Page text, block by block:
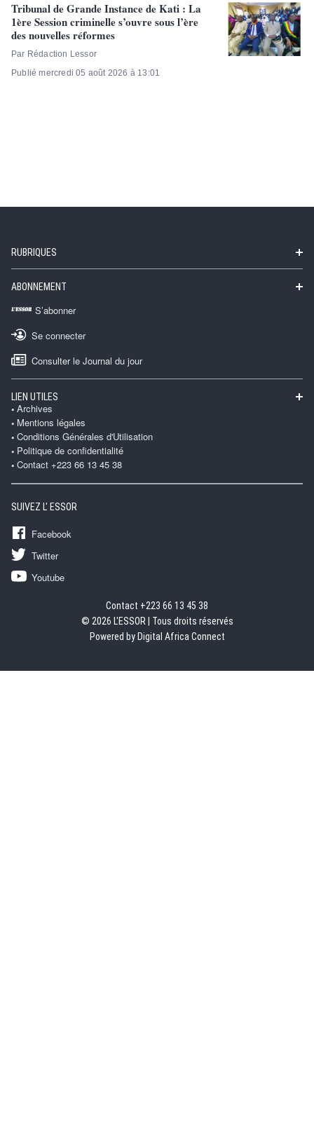
Tribunal de Grande Instance de Kati : La
1ère Session criminelle s’ouvre sous l’ère
des nouvelles réformes
Par Rédaction Lessor
Publié mercredi 05 août 2026 à 13:01
RUBRIQUES
ABONNEMENT
S’abonner
Se connecter
Consulter le Journal du jour
LIEN UTILES
Archives
Mentions légales
Conditions Générales d'Utilisation
Politique de confidentialité
Contact +223 66 13 45 38
SUIVEZ L' ESSOR
Facebook
Twitter
Youtube
Contact +223 66 13 45 38
© 2026 L'ESSOR | Tous droits réservés
Powered by Digital Africa Connect